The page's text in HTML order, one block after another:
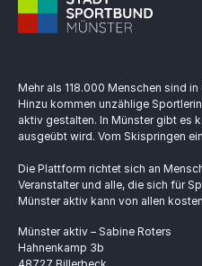
Mehr als 118.000 Menschen sind
Hinzu kommen unzählige
aktiv gestalten. In Münster gibt es
ausgeübt wird. Vom Skispringen
Die Plattform richtet sich an
Veranstalter und alle, die sich für
Münster aktiv kann von allen
Münster aktiv – Sabine Roters
Hahnenkamp 3b